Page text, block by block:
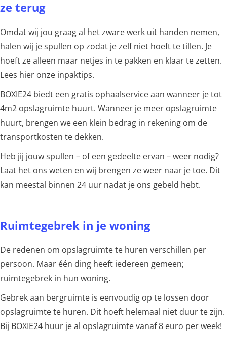
ze terug
Omdat wij jou graag al het zware werk uit handen nemen,
halen wij je spullen op zodat je zelf niet hoeft te tillen. Je
hoeft ze alleen maar netjes in te pakken en klaar te zetten.
Lees hier onze inpaktips.
BOXIE24 biedt een gratis ophaalservice aan wanneer je tot
4m2 opslagruimte huurt. Wanneer je meer opslagruimte
huurt, brengen we een klein bedrag in rekening om de
transportkosten te dekken.
Heb jij jouw spullen – of een gedeelte ervan – weer nodig?
Laat het ons weten en wij brengen ze weer naar je toe. Dit
kan meestal binnen 24 uur nadat je ons gebeld hebt.
Ruimtegebrek in je woning
De redenen om opslagruimte te huren verschillen per
persoon. Maar één ding heeft iedereen gemeen;
ruimtegebrek in hun woning.
Gebrek aan bergruimte is eenvoudig op te lossen door
opslagruimte te huren. Dit hoeft helemaal niet duur te zijn.
Bij BOXIE24 huur je al opslagruimte vanaf 8 euro per week!